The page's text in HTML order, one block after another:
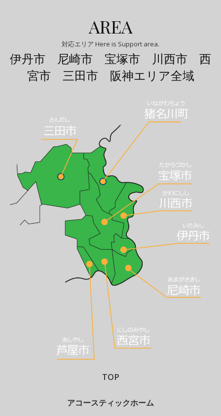
AREA
対応エリア Here is Support area.
伊丹市 尼崎市 宝塚市 川西市 西
宮市 三田市 阪神エリア全域
TOP
アコースティックホーム